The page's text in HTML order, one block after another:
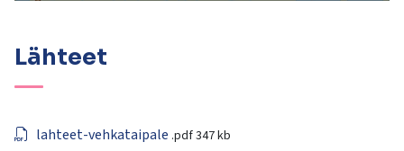
Lähteet
lahteet-vehkataipale .pdf347 kb